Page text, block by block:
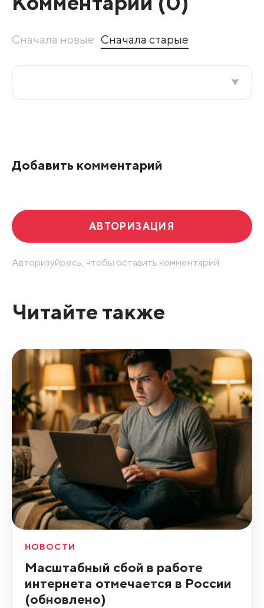
Сначала новые Сначала старые
Добавить комментарий
АВТОРИЗАЦИЯ
Авторизуйресь, чтобы оставить комментарий.
Читайте также
НОВОСТИ
Масштабный сбой в работе
интернета отмечается в России
(обновлено)